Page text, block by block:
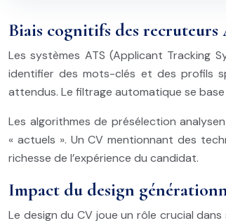
Biais cognitifs des
Les systèmes ATS (Applicant Tracking
identifier des mots-clés et des profils
attendus. Le filtrage automatique se
Les algorithmes de présélection
« actuels ». Un CV mentionnant des
richesse de l’expérience du candidat.
Impact du design
Le design du CV joue un rôle crucial